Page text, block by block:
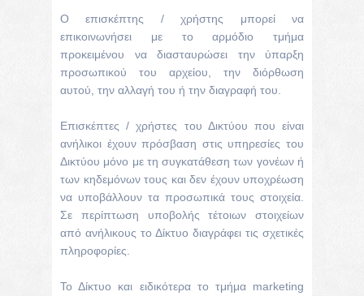
Ο επισκέπτης / χρήστης μπορεί να
επικοινωνήσει με το αρμόδιο τμήμα
προκειμένου να διασταυρώσει την ύπαρξη
προσωπικού του αρχείου, την διόρθωση
αυτού, την αλλαγή του ή την διαγραφή του.
Επισκέπτες / χρήστες του Δικτύου που είναι
ανήλικοι έχουν πρόσβαση στις υπηρεσίες του
Δικτύου μόνο με τη συγκατάθεση των γονέων ή
των κηδεμόνων τους και δεν έχουν υποχρέωση
να υποβάλλουν τα προσωπικά τους στοιχεία.
Σε περίπτωση υποβολής τέτοιων στοιχείων
από ανήλικους το Δίκτυο διαγράφει τις σχετικές
πληροφορίες.
Το Δίκτυο και ειδικότερα το τμήμα marketing